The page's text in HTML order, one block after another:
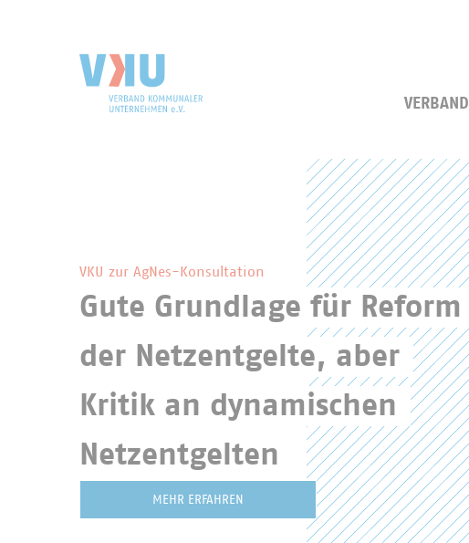
VERBAND
Hervorgehobene Inhalte des VKU
VKU zur AgNes-Konsultation
Gute Grundlage für Reform
der Netzentgelte, aber
Kritik an dynamischen
Netzentgelten
MEHR ERFAHREN